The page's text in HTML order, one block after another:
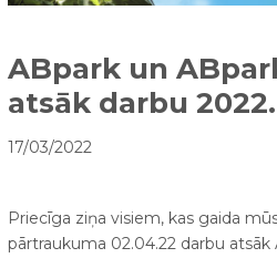
ABpark un
atsāk darbu
17/03/2022
Priecīga ziņa visiem, kas gaida
pārtraukuma 02.04.22 darbu